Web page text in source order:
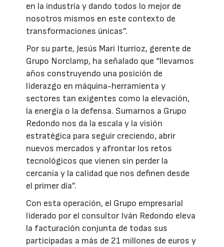
en la industria y dando todos lo mejor de
nosotros mismos en este contexto de
transformaciones únicas”.
Por su parte, Jesús Mari Iturrioz, gerente de
Grupo Norclamp, ha señalado que “llevamos
años construyendo una posición de
liderazgo en máquina-herramienta y
sectores tan exigentes como la elevación,
la energía o la defensa. Sumarnos a Grupo
Redondo nos da la escala y la visión
estratégica para seguir creciendo, abrir
nuevos mercados y afrontar los retos
tecnológicos que vienen sin perder la
cercanía y la calidad que nos definen desde
el primer día”.
Con esta operación, el Grupo empresarial
liderado por el consultor Iván Redondo eleva
la facturación conjunta de todas sus
participadas a más de 21 millones de euros y